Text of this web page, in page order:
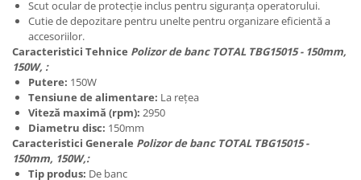
Scut ocular de protecție inclus pentru siguranța operatorului.
Cutie de depozitare pentru unelte pentru organizare eficientă a
accesoriilor.
Caracteristici Tehnice Polizor de banc TOTAL TBG15015 - 150mm,
150W, :
Putere: 150W
Tensiune de alimentare: La rețea
Viteză maximă (rpm): 2950
Diametru disc: 150mm
Caracteristici Generale Polizor de banc TOTAL TBG15015 -
150mm, 150W,:
Tip produs: De banc